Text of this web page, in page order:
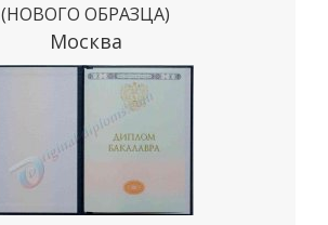
(НОВОГО ОБРАЗЦА)
Москва